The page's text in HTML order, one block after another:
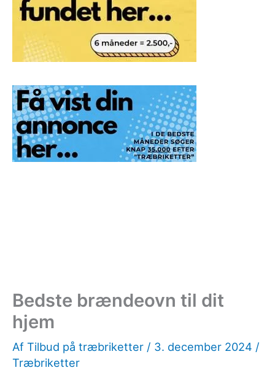
Bedste brændeovn til dit
hjem
Af Tilbud på træbriketter / 3. december 2024 /
Træbriketter